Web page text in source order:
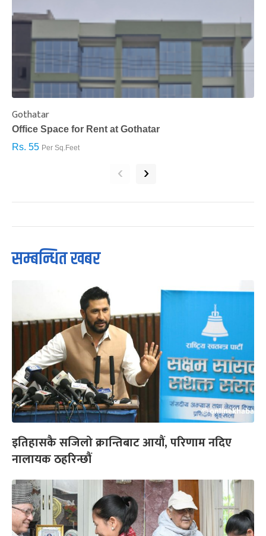
Gothatar
Office Space for Rent at Gothatar
Rs. 55 Per Sq.Feet
‹ ›
सम्बन्धित खबर
इतिहासकै सजिलो क्रान्तिबाट आयौं, परिणाम नदिए
नालायक ठहरिन्छौं